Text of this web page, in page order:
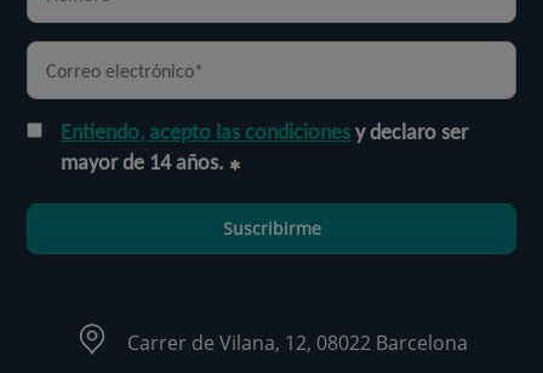
Entiendo, acepto las condicionesy declaro ser
mayor de 14 años.
Suscribirme
Carrer de Vilana, 12, 08022 Barcelona